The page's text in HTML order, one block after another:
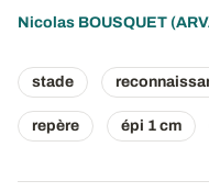
Nicolas BOUSQUET
stade
repère épi 1 cm